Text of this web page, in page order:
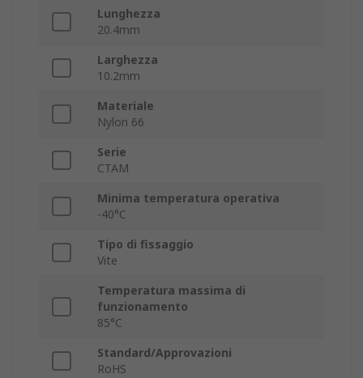
Lunghezza
20.4mm
Larghezza
10.2mm
Materiale
Nylon 66
Serie
CTAM
Minima temperatura operativa
-40°C
Tipo di fissaggio
Vite
Temperatura massima di
funzionamento
85°C
Standard/Approvazioni
RoHS